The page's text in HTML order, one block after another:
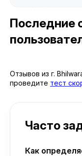
Последние
Отзывов из г.
проведите тест
Часто
Как